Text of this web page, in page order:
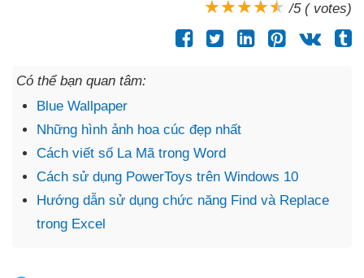
/5 ( votes)
Có thể bạn quan tâm:
Blue Wallpaper
Những hình ảnh hoa cúc đẹp nhất
Cách viết số La Mã trong Word
Cách sử dụng PowerToys trên Windows 10
Hướng dẫn sử dụng chức năng Find và Replace
trong Excel